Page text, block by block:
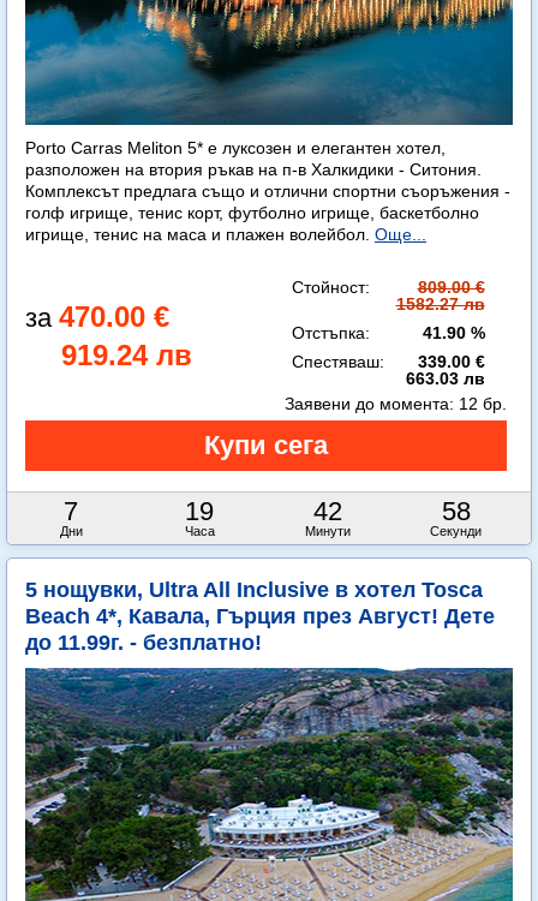
Porto Carras Meliton 5* е луксозен и елегантен хотел,
разположен на втория ръкав на п-в Халкидики - Ситония.
Комплексът предлага също и отлични спортни съоръжения -
голф игрище, тенис корт, футболно игрище, баскетболно
игрище, тенис на маса и плажен волейбол. Още...
470.00 €
919.24 лв
Стойност:
809.00 €
1582.27 лв
Отстъпка:
41.90 %
Спестяваш:
339.00 €
663.03 лв
7
Дни
19
Часа
42
Минути
57
Секунди
Заявени до момента: 12 бр.
5 нощувки, Ultra All Inclusive в хотел Tosca
Beach 4*, Кавала, Гърция през Август! Дете
до 11.99г. - безплатно!